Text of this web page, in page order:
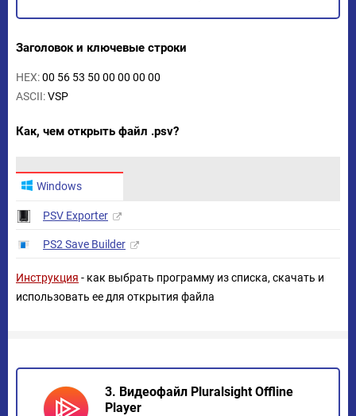
Заголовок и ключевые строки
HEX:00 56 53 50 00 00 00 00
ASCII:VSP
Как, чем открыть файл .psv?
Windows
PSV Exporter
PS2 Save Builder
Инструкция - как выбрать программу из списка, скачать и
использовать ее для открытия файла
3. Видеофайл Pluralsight Offline
Player